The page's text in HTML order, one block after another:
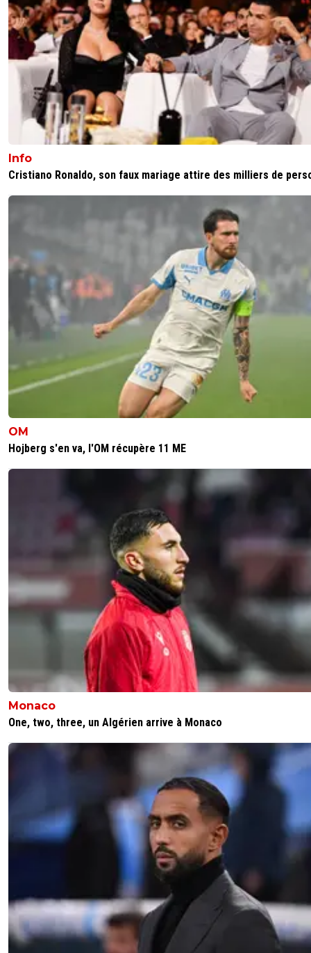
Info
Cristiano Ronaldo, son faux mariage attire des milliers de
OM
Hojberg s'en va, l'OM récupère 11 ME
Monaco
One, two, three, un Algérien arrive à Monaco